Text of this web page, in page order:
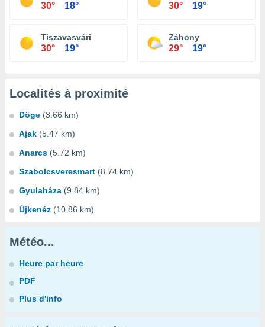
30° 18° 30° 19°
Tiszavasvári
30° 19°
Záhony
29° 19°
Localités à proximité
Döge (3.66 km)
Ajak (5.47 km)
Anarcs (5.72 km)
Szabolcsveresmart (8.74 km)
Gyulaháza (9.84 km)
Újkenéz (10.86 km)
Météo...
Heure par heure
PDF
Plus d'info